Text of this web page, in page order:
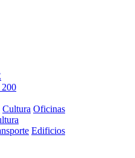
Cultura Oficinas
Edificios